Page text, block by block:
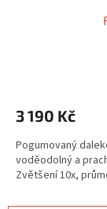
3 190 Kč
Pogumovaný
voděodolný a
Zvětšení 10x,